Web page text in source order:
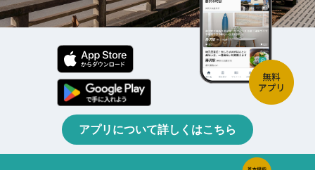
アプリについて詳しくはこちら